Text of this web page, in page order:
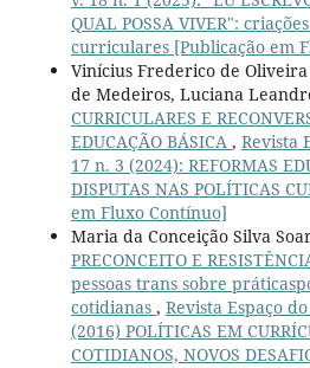
QUAL POSSA VIVER":
curriculares [Publicação em
Vinícius Frederico de
de Medeiros, Luciana
CURRICULARES E
EDUCAÇÃO BÁSICA , Revista
17 n. 3 (2024): REFORMAS
DISPUTAS NAS POLÍTICAS
em Fluxo Contínuo]
Maria da Conceição Silva
PRECONCEITO E
pessoas trans sobre
cotidianas , Revista Espaço
(2016) POLÍTICAS EM
COTIDIANOS, NOVOS